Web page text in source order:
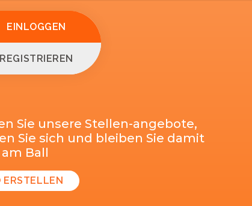
EINLOGGEN
REGISTRIEREN
Sie unsere Stellen-angebote,
Sie sich und bleiben Sie damit
Ball
ERSTELLEN